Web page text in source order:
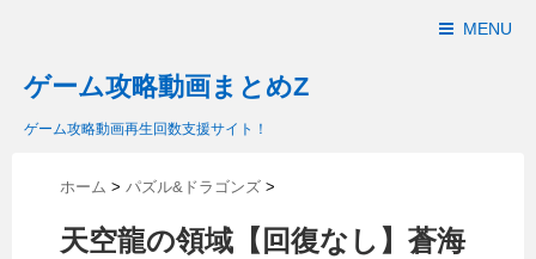
MENU
ゲーム攻略動画まとめZ
ゲーム攻略動画再生回数支援サイト！
ホーム > パズル&ドラゴンズ >
天空龍の領域【回復なし】蒼海